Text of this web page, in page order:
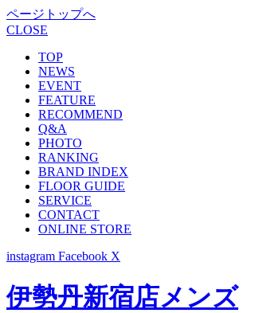
ページトップへ
CLOSE
TOP
NEWS
EVENT
FEATURE
RECOMMEND
Q&A
PHOTO
RANKING
BRAND INDEX
FLOOR GUIDE
SERVICE
CONTACT
ONLINE STORE
instagram Facebook X
伊勢丹新宿店メンズ